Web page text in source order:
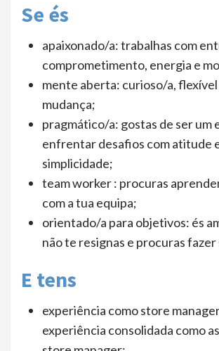
Se és
apaixonado/a: trabalhas com
comprometimento, energia e
mente aberta: curioso/a,
mudança;
pragmático/a: gostas de ser um
enfrentar desafios com atitude
simplicidade;
team worker : procuras
com a tua equipa;
orientado/a para objetivos: és
não te resignas e procuras fazer
E tens
experiência como store
experiência consolidada como